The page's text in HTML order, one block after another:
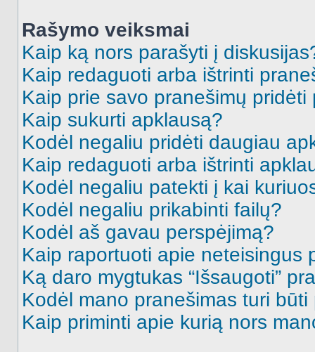
Rašymo veiksmai
Kaip ką nors parašyti į
Kaip redaguoti arba ištrinti
Kaip prie savo pranešimų pridėti
Kaip sukurti apklausą?
Kodėl negaliu pridėti daugiau
Kaip redaguoti arba ištrinti
Kodėl negaliu patekti į kai
Kodėl negaliu prikabinti failų?
Kodėl aš gavau perspėjimą?
Kaip raportuoti apie neteisingus
Ką daro mygtukas “Išsaugoti”
Kodėl mano pranešimas turi būti
Kaip priminti apie kurią nors